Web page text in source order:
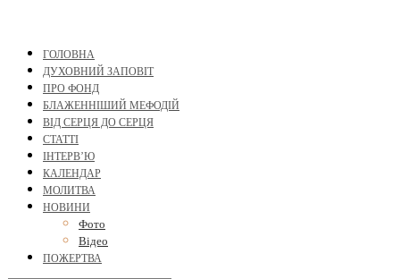
ГОЛОВНА
ДУХОВНИЙ ЗАПОВІТ
ПРО ФОНД
БЛАЖЕННІШИЙ МЕФОДІЙ
ВІД СЕРЦЯ ДО СЕРЦЯ
СТАТТІ
ІНТЕРВ’Ю
КАЛЕНДАР
МОЛИТВА
НОВИНИ
Фото
Відео
ПОЖЕРТВА